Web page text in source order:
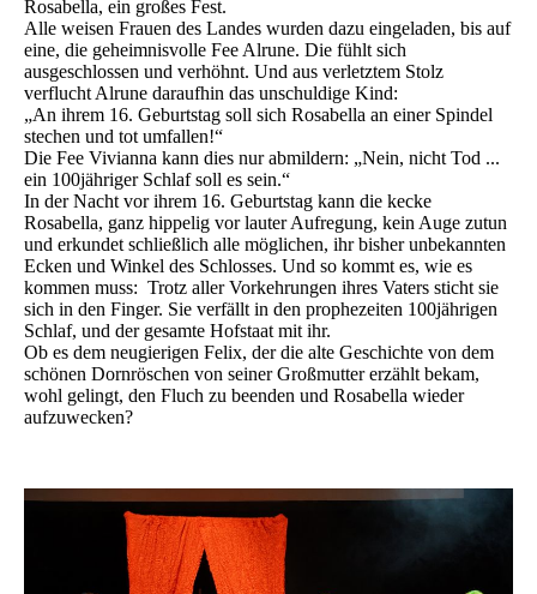
Rosabella, ein großes Fest.
Alle weisen Frauen des Landes wurden dazu eingeladen, bis auf
eine, die geheimnisvolle Fee Alrune. Die fühlt sich
ausgeschlossen und verhöhnt. Und aus verletztem Stolz
verflucht Alrune daraufhin das unschuldige Kind:
„An ihrem 16. Geburtstag soll sich Rosabella an einer Spindel
stechen und tot umfallen!“
Die Fee Vivianna kann dies nur abmildern: „Nein, nicht Tod ...
ein 100jähriger Schlaf soll es sein.“
In der Nacht vor ihrem 16. Geburtstag kann die kecke
Rosabella, ganz hippelig vor lauter Aufregung, kein Auge zutun
und erkundet schließlich alle möglichen, ihr bisher unbekannten
Ecken und Winkel des Schlosses. Und so kommt es, wie es
kommen muss: Trotz aller Vorkehrungen ihres Vaters sticht sie
sich in den Finger. Sie verfällt in den prophezeiten 100jährigen
Schlaf, und der gesamte Hofstaat mit ihr.
Ob es dem neugierigen Felix, der die alte Geschichte von dem
schönen Dornröschen von seiner Großmutter erzählt bekam,
wohl gelingt, den Fluch zu beenden und Rosabella wieder
aufzuwecken?